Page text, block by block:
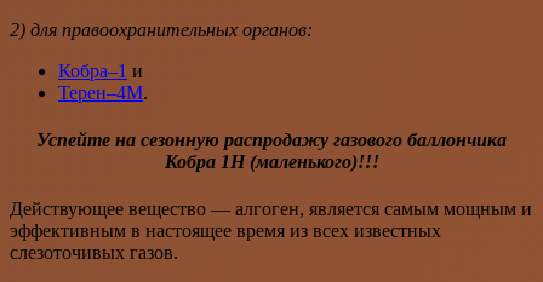
2) для правоохранительных органов:
Кобра–1 и
Терен–4М.
Успейте на сезонную распродажу газового баллончика
Кобра 1Н (маленького)!!!
Действующее вещество — алгоген, является самым мощным и
эффективным в настоящее время из всех известных
слезоточивых газов.